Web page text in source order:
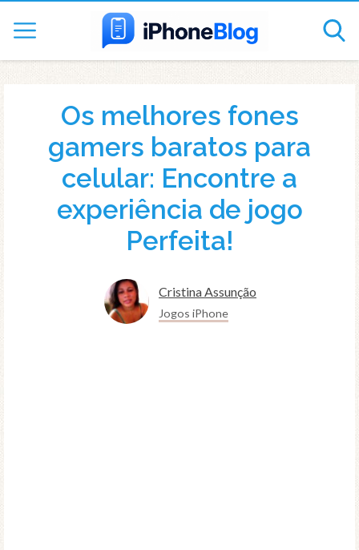
Os melhores fones
gamers baratos para
celular: Encontre a
experiência de jogo
Perfeita!
Cristina Assunção
Jogos iPhone